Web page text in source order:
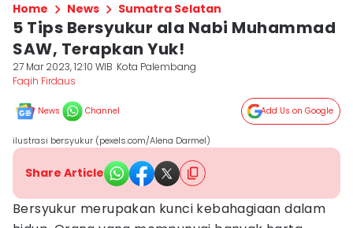
Home News Sumatra Selatan
5 Tips Bersyukur ala Nabi Muhammad
SAW, Terapkan Yuk!
27 Mar 2023, 12:10 WIB Kota Palembang
Faqih Firdaus
News Channel Add Us on Google
ilustrasi bersyukur (pexels.com/Alena Darmel)
Share Article
Bersyukur merupakan kunci kebahagiaan dalam